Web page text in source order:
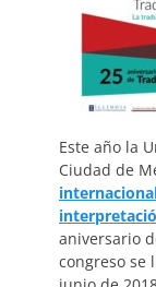
Este año la
Ciudad de
aniversario
congreso se